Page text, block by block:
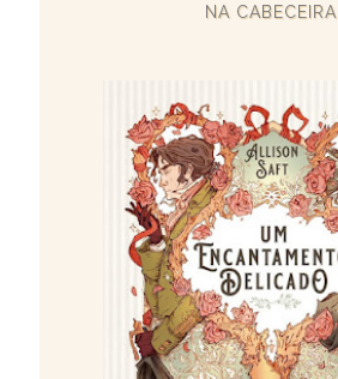
NA CABECEIRA